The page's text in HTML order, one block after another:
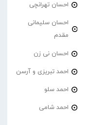
احسان تهرانچی
احسان سلیمانی
مقدم
احسان نی زن
احمد تبریزی و آرسن
احمد سلو
احمد شامی